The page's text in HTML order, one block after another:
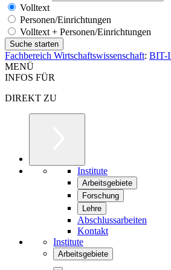
Volltext
Personen/Einrichtungen
Volltext + Personen/Einrichtungen
Fachbereich Wirtschaftswissenschaft: BIT-
MENÜ
INFOS FÜR
DIREKT ZU
Institute
Arbeitsgebiete
Forschung
Lehre
Abschlussarbeiten
Kontakt
Institute
Arbeitsgebiete